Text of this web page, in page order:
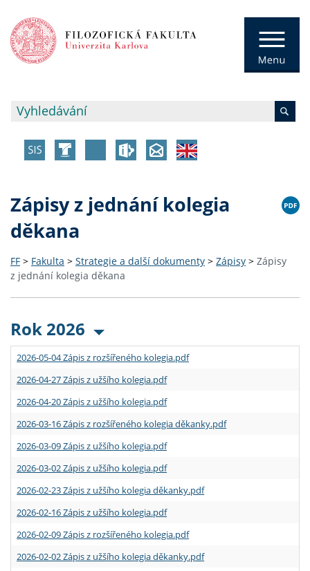
Zápisy z jednání kolegia
děkana
FF > Fakulta > Strategie a další dokumenty > Zápisy > Zápisy
z jednání kolegia děkana
Rok 2026
2026-05-04 Zápis z rozšířeného kolegia.pdf
2026-04-27 Zápis z užšího kolegia.pdf
2026-04-20 Zápis z užšího kolegia.pdf
2026-03-16 Zápis z rozšířeného kolegia děkanky.pdf
2026-03-09 Zápis z užšího kolegia.pdf
2026-03-02 Zápis z užšího kolegia.pdf
2026-02-23 Zápis z užšího kolegia děkanky.pdf
2026-02-16 Zápis z užšího kolegia.pdf
2026-02-09 Zápis z rozšířeného kolegia.pdf
2026-02-02 Zápis z užšího kolegia děkanky.pdf